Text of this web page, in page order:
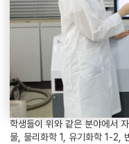
학생들이 위와 같은 분야에서
물, 물리화학 1, 유기화학 1-2,